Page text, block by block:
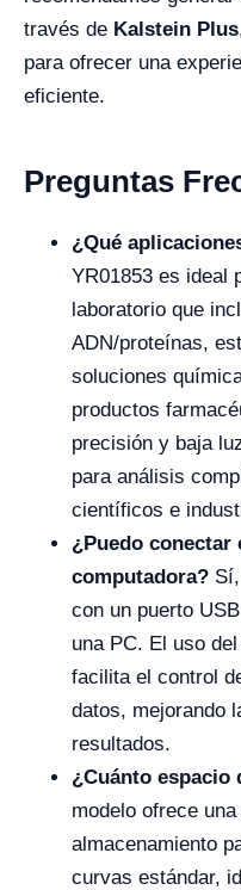
través de Kalstein Plus
para ofrecer una
eficiente.
Preguntas
¿Qué
YR01853 es ideal
laboratorio que
ADN/proteínas,
soluciones
productos
precisión y baja
para análisis
científicos e
¿Puedo conectar
computadora?
con un puerto
una PC. El uso
facilita el control
datos, mejorando
resultados.
¿Cuánto espacio
modelo ofrece
almacenamiento
curvas estándar,